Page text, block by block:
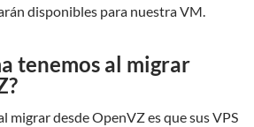
disponibles para nuestra VM.
tenemos al migrar
migrar desde OpenVZ es que sus VPS